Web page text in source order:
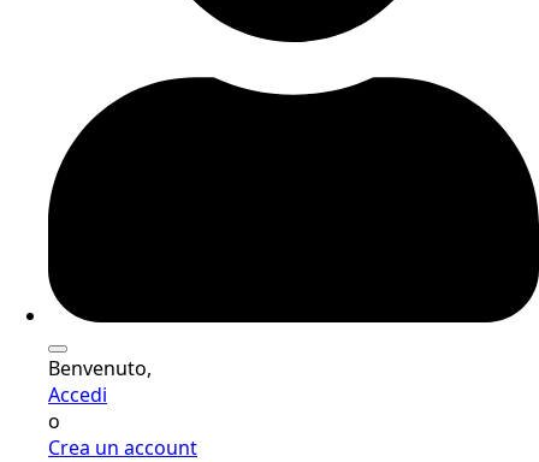
Benvenuto,
Accedi
o
Crea un account